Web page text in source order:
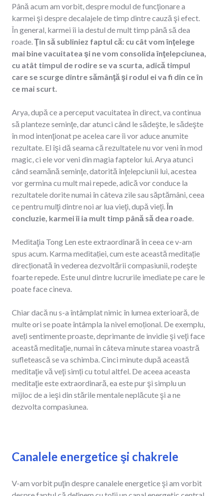
Până acum am vorbit, despre modul de funcţionare a
karmei şi despre decalajele de timp dintre cauză şi efect.
În general, karmei îi ia destul de mult timp până să dea
roade.Ţin să subliniez faptul că: cu cât vom înţelege
mai bine vacuitatea şi ne vom consolida înţelepciunea,
cu atât timpul de rodire se va scurta, adică timpul
care se scurge dintre sămânţă şi rodul ei va fi din ce în
ce mai scurt.
Arya, după ce a perceput vacuitatea în direct, va continua
să planteze seminţe, dar atunci când le sădeşte, le sădeşte
în mod intenţionat pe acelea care îi vor aduce anumite
rezultate. El îşi dă seama că rezultatele nu vor veni în mod
magic, ci ele vor veni din magia faptelor lui. Arya atunci
când seamănă seminţe, datorită înţelepciunii lui, acestea
vor germina cu mult mai repede, adică vor conduce la
rezultatele dorite numai în câteva zile sau săptămâni, ceea
ce pentru mulţi dintre noi ar lua vieţi, după vieţi.În
concluzie, karmei îi ia mult timp până să dea roade.
Meditaţia Tong Len este extraordinară în ceea ce v-am
spus acum. Karma meditației, cum este această meditație
direcționată în vederea dezvoltării compasiunii, rodeşte
foarte repede. Este unul dintre lucrurile imediate pe care le
poate face cineva.
Chiar dacă nu s-a întâmplat nimic în lumea exterioară, de
multe ori se poate întâmpla la nivel emoțional. De exemplu,
aveți sentimente proaste, deprimante de invidie şi veţi face
această meditaţie, numai în câteva minute starea voastră
sufletească se va schimba. Cinci minute după această
meditaţie vă veţi simți cu totul altfel. De aceea aceasta
meditaţie este extraordinară, ea este pur şi simplu un
mijloc de a ieşi din stările mentale neplăcute şi a ne
dezvolta compasiunea.
Canalele energetice şi chakrele
V-am vorbit puţin despre canalele energetice şi am vorbit